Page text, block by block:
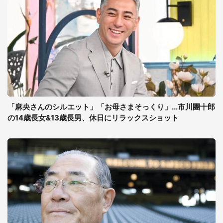
「麻央さんのシルエット」「お母さまそっくり」...市川團十郎
の14歳長女&13歳長男、休日にリラックスショット